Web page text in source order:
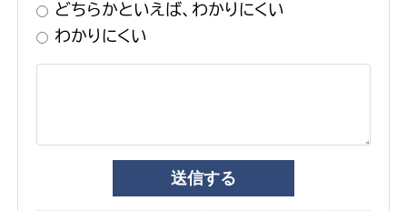
どちらかといえば、わかりにくい
わかりにくい